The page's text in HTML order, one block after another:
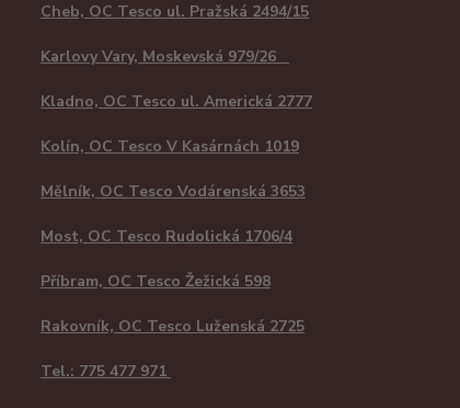
Cheb, OC Tesco ul. Pražská 2494/15
Karlovy Vary, Moskevská 979/26
Kladno, OC Tesco ul. Americká 2777
Kolín, OC Tesco V Kasárnách 1019
Mělník, OC Tesco Vodárenská 3653
Most, OC Tesco Rudolická 1706/4
Příbram, OC Tesco Žežická 598
Rakovník, OC Tesco Luženská 2725
Tel.: 775 477 971